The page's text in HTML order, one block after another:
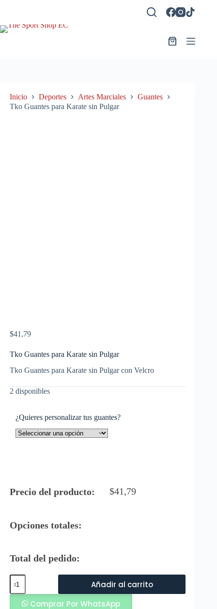
Carro
Inicio Deportes Artes Marciales
Guantes
Tko Guantes para Karate sin Pulgar
$41,79
Tko Guantes para Karate sin Pulgar
Tko Guantes para Karate sin Pulgar con Velcro
2 disponibles
¿Quieres personalizar tus guantes?
Precio del producto: $41,79
Opciones totales:
Total del pedido:
Tko
Guantes
para
Karate
Añadir al carrito
Comprar Por WhatsApp